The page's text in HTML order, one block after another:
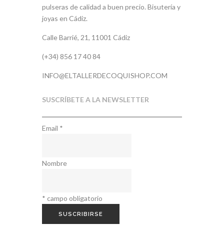
pulseras de calidad a buen precio. Bisutería y
joyas en Cádiz.
Calle Barrié, 21, 11001 Cádiz
(+34) 856 17 40 84
INFO@ELTALLERDECOQUISHOP.COM
SUSCRÍBETE A LA NEWSLETTER
Email *
Nombre
* campo obligatorio